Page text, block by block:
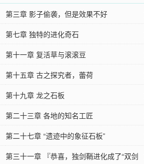
第三章 影子偷袭，但是效果不好
第七章 独特的进化奇石
第十一章 复活草与滚滚豆
第十五章 古之探究者，蕾荷
第十九章 龙之石板
第二十三章 各地的知名工匠
第二十七章 “遗迹中的象征石板”
第三十一章 『恭喜，独剑鞘进化成了“双剑